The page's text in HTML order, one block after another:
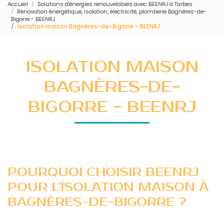
Accueil
Solutions d'énergies renouvelables avec BEENRJ à Tarbes
Rénovation énergétique, isolation, électricité, plomberie Bagnères-de-
Bigorre - BEENRJ
Isolation maison Bagnères-de-Bigorre - BEENRJ
ISOLATION MAISON
BAGNÈRES-DE-
BIGORRE - BEENRJ
POURQUOI CHOISIR BEENRJ
POUR L'ISOLATION MAISON À
BAGNÈRES-DE-BIGORRE ?